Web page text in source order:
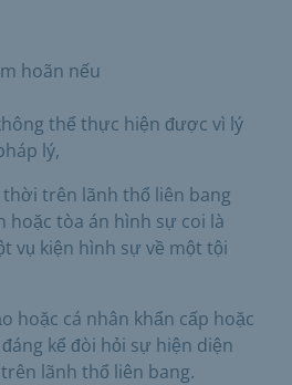
hoãn nếu
thể thực hiện được vì lý
lý,
trên lãnh thổ liên bang
hoặc tòa án hình sự coi là
vụ kiện hình sự về một tội
hoặc cá nhân khẩn cấp hoặc
kể đòi hỏi sự hiện diện
lãnh thổ liên bang.